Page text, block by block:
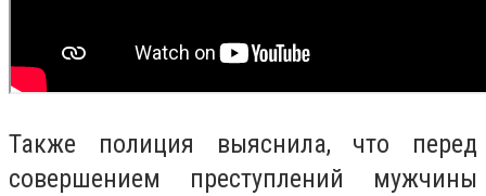
Также полиция выяснила, что перед
совершением преступлений мужчины